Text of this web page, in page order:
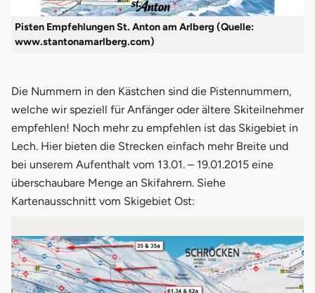
Pisten Empfehlungen St. Anton am Arlberg (Quelle:
www.stantonamarlberg.com)
Die Nummern in den Kästchen sind die Pistennummern,
welche wir speziell für Anfänger oder ältere Skiteilnehmer
empfehlen! Noch mehr zu empfehlen ist das Skigebiet in
Lech. Hier bieten die Strecken einfach mehr Breite und
bei unserem Aufenthalt vom 13.01. – 19.01.2015 eine
überschaubare Menge an Skifahrern. Siehe
Kartenausschnitt vom Skigebiet Ost: